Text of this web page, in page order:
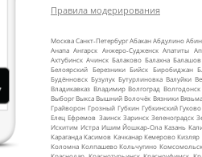
Правила модерирования
МоскваСанкт‑ПетербургАбаканАбдулино
Анапа Ангарск Анжеро‑Судженск Апатиты
Ахтубинск Ачинск Балаково Балахна Балашов
Белоярский Березники Бийск Биробиджан
Будённовск Бузулук Бутурлиновка Валуйки
Владикавказ Владимир Волгоград Волгодонск
ВыборгВыкса Вышний Волочёк Вязники Вязьма
Грайворон Грозный Губкин Губкинский Гуково
Елец Ефремов Заинск Заринск Зеленоградск
Искитим Истра Ишим Йошкар‑Ола Казань
Караганда Касимов Качканар Кемерово Кизляр
Коломна Колпашево Кольчугино